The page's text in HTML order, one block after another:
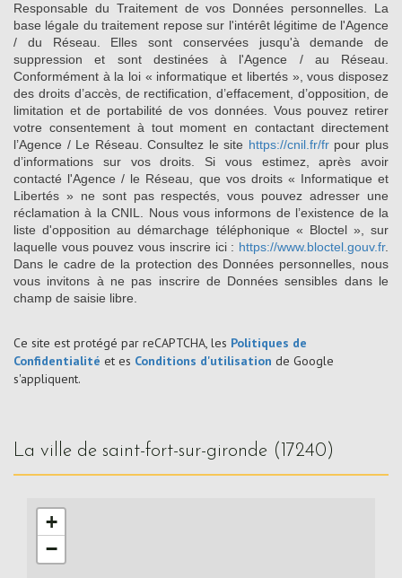
Responsable du Traitement de vos Données personnelles. La
base légale du traitement repose sur l'intérêt légitime de l'Agence
/ du Réseau. Elles sont conservées jusqu'à demande de
suppression et sont destinées à l'Agence / au Réseau.
Conformément à la loi « informatique et libertés », vous disposez
des droits d’accès, de rectification, d’effacement, d’opposition, de
limitation et de portabilité de vos données. Vous pouvez retirer
votre consentement à tout moment en contactant directement
l’Agence / Le Réseau. Consultez le site https://cnil.fr/frpour plus
d’informations sur vos droits. Si vous estimez, après avoir
contacté l'Agence / le Réseau, que vos droits « Informatique et
Libertés » ne sont pas respectés, vous pouvez adresser une
réclamation à la CNIL. Nous vous informons de l’existence de la
liste d'opposition au démarchage téléphonique « Bloctel », sur
laquelle vous pouvez vous inscrire ici : https://www.bloctel.gouv.fr.
Dans le cadre de la protection des Données personnelles, nous
vous invitons à ne pas inscrire de Données sensibles dans le
champ de saisie libre.
Ce site est protégé par reCAPTCHA, les Politiques de
Confidentialité et es Conditions d'utilisation de Google
s'appliquent.
la ville de saint-fort-sur-gironde (17240)
+
−